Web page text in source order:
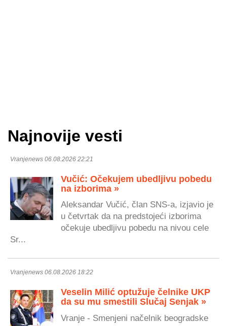
Najnovije vesti
Vranjenews 06.08.2026 22:21
Vučić: Očekujem ubedljivu pobedu
na izborima »
Aleksandar Vučić, član SNS-a, izjavio je
u četvrtak da na predstojeći izborima
očekuje ubedljivu pobedu na nivou cele
Sr...
Vranjenews 06.08.2026 18:22
Veselin Milić optužuje čelnike UKP
da su mu smestili Slučaj Senjak »
Vranje - Smenjeni načelnik beogradske